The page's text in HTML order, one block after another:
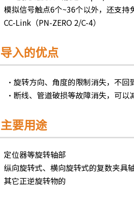
模拟信号触点6个~36个以外，还支
CC-Link（PN-ZERO 2/C-4）
导入的优点
•旋转方向、角度的限制消失，不回
•断线、管道破损等故障消失，可以
主要用途
定位器等旋转轴部
纵向旋转式、横向旋转式的复数夹
其它正逆旋转物的